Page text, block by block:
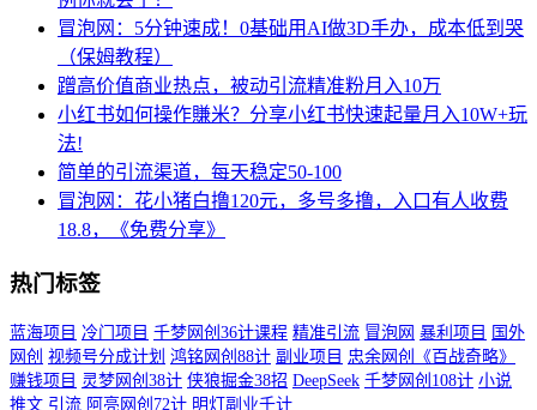
冒泡网：5分钟速成！0基础用AI做3D手办，成本低到哭
（保姆教程）
蹭高价值商业热点，被动引流精准粉月入10万
小红书如何操作賺米？分享小红书快速起量月入10W+玩
法!
简单的引流渠道，每天稳定50-100
冒泡网：花小猪白撸120元，多号多撸，入口有人收费
18.8，《免费分享》
热门标签
蓝海项目 冷门项目 千梦网创36计课程 精准引流 冒泡网 暴利项目
国外
网创 视频号分成计划 鸿铭网创88计 副业项目 忠余网创《百战奇略》
赚钱项目 灵梦网创38计 侠狼掘金38招 DeepSeek 千梦网创108计 小说
推文 引流 阿亮网创72计 明灯副业千计